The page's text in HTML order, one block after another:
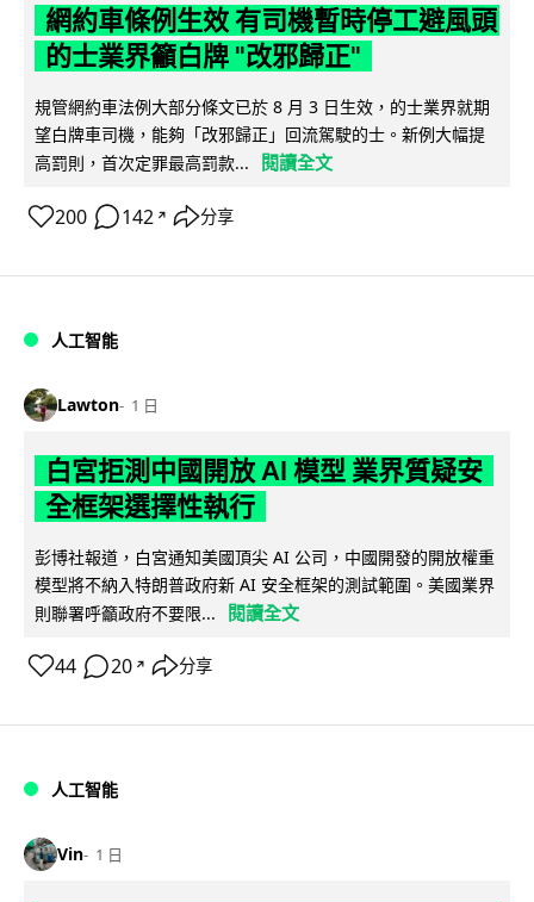
網約車條例生效 有司機暫時停工避風頭
的士業界籲白牌 "改邪歸正"
規管網約車法例大部分條文已於 8 月 3 日生效，的士業界就期
望白牌車司機，能夠「改邪歸正」回流駕駛的士。新例大幅提
高罰則，首次定罪最高罰款...
閱讀全文
200 142 ↗ 分享
人工智能
Lawton 1 日
白宮拒測中國開放 AI 模型 業界質疑安
全框架選擇性執行
彭博社報道，白宮通知美國頂尖 AI 公司，中國開發的開放權重
模型將不納入特朗普政府新 AI 安全框架的測試範圍。美國業界
則聯署呼籲政府不要限...
閱讀全文
44 20 ↗ 分享
人工智能
Vin 1 日